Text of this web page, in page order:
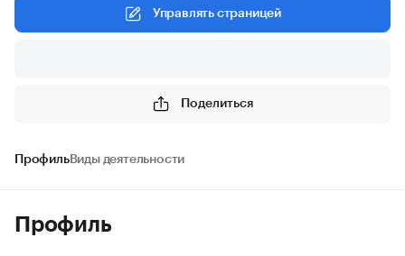
Управлять страницей
Поделиться
ПрофильВиды деятельности
Профиль